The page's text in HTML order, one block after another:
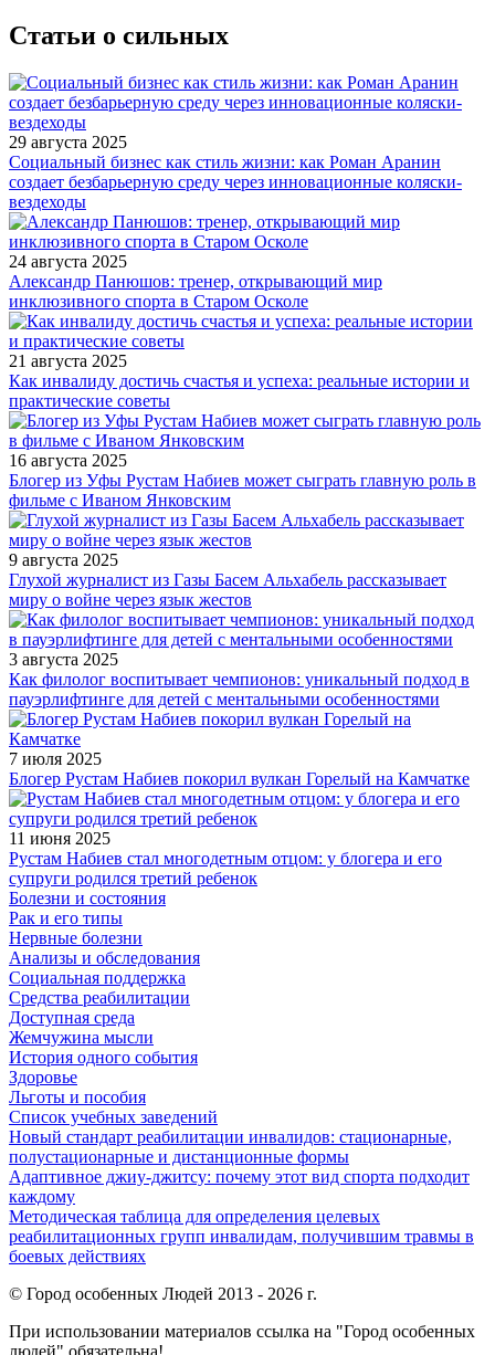
Статьи о сильных
29 августа 2025
Социальный бизнес как стиль жизни: как Роман Аранин
создает безбарьерную среду через инновационные коляски-
вездеходы
24 августа 2025
Александр Панюшов: тренер, открывающий мир
инклюзивного спорта в Старом Осколе
21 августа 2025
Как инвалиду достичь счастья и успеха: реальные истории и
практические советы
16 августа 2025
Блогер из Уфы Рустам Набиев может сыграть главную роль в
фильме с Иваном Янковским
9 августа 2025
Глухой журналист из Газы Басем Альхабель рассказывает
миру о войне через язык жестов
3 августа 2025
Как филолог воспитывает чемпионов: уникальный подход в
пауэрлифтинге для детей с ментальными особенностями
7 июля 2025
Блогер Рустам Набиев покорил вулкан Горелый на Камчатке
11 июня 2025
Рустам Набиев стал многодетным отцом: у блогера и его
супруги родился третий ребенок
Болезни и состояния
Рак и его типы
Нервные болезни
Анализы и обследования
Социальная поддержка
Средства реабилитации
Доступная среда
Жемчужина мысли
История одного события
Здоровье
Льготы и пособия
Список учебных заведений
Новый стандарт реабилитации инвалидов: стационарные,
полустационарные и дистанционные формы
Адаптивное джиу-джитсу: почему этот вид спорта подходит
каждому
Методическая таблица для определения целевых
реабилитационных групп инвалидам, получившим травмы в
боевых действиях
© Город особенных Людей 2013 - 2026 г.
При использовании материалов ссылка на "Город особенных